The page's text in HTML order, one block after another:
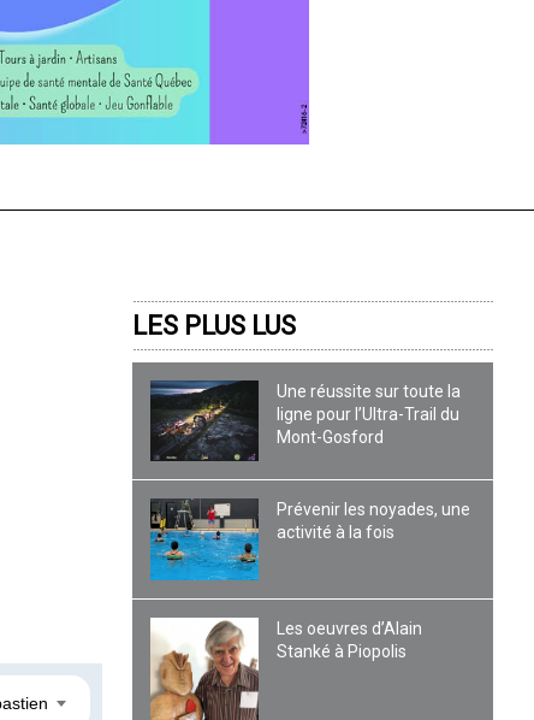
LES PLUS LUS
Une réussite sur toute la
ligne pour l’Ultra-Trail du
Mont-Gosford
Prévenir les noyades, une
activité à la fois
Les oeuvres d’Alain
Stanké à Piopolis